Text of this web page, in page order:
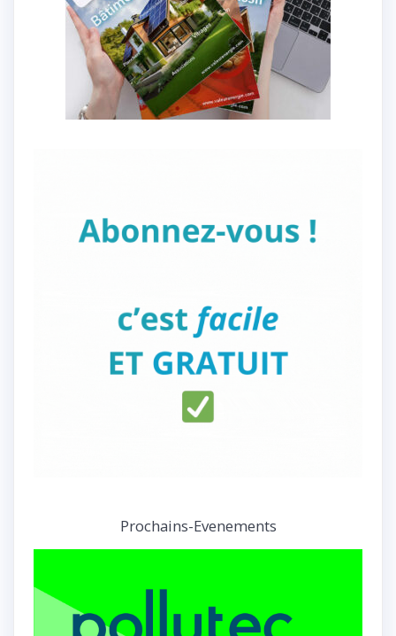
Prochains-Evenements